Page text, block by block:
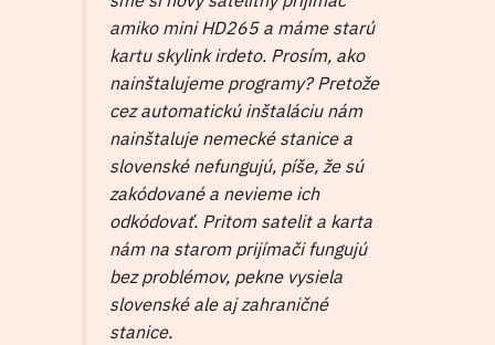
amiko mini HD265 a máme starú
kartu skylink irdeto. Prosím, ako
nainštalujeme programy? Pretože
cez automatickú inštaláciu nám
nainštaluje nemecké stanice a
slovenské nefungujú, píše, že sú
zakódované a nevieme ich
odkódovať. Pritom satelit a karta
nám na starom prijímači fungujú
bez problémov, pekne vysiela
slovenské ale aj zahraničné
stanice.